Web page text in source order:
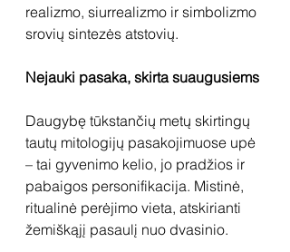
realizmo, siurrealizmo ir simbolizmo
srovių sintezės atstovių.
Nejauki pasaka, skirta suaugusiems
Daugybę tūkstančių metų skirtingų
tautų mitologijų pasakojimuose upė
– tai gyvenimo kelio, jo pradžios ir
pabaigos personifikacija. Mistinė,
ritualinė perėjimo vieta, atskirianti
žemiškąjį pasaulį nuo dvasinio.